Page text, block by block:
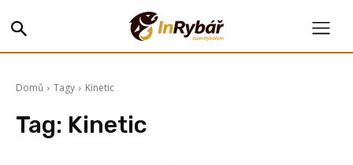
Domů Tagy Kinetic
Tag: Kinetic